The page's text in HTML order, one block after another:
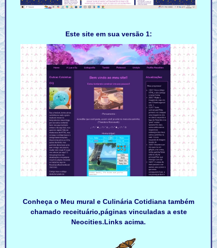
Este site em sua versão 1:
Conheça o Meu mural e Culinária Cotidiana também
chamado receituário,páginas vinculadas a este
Neocities.Links acima.